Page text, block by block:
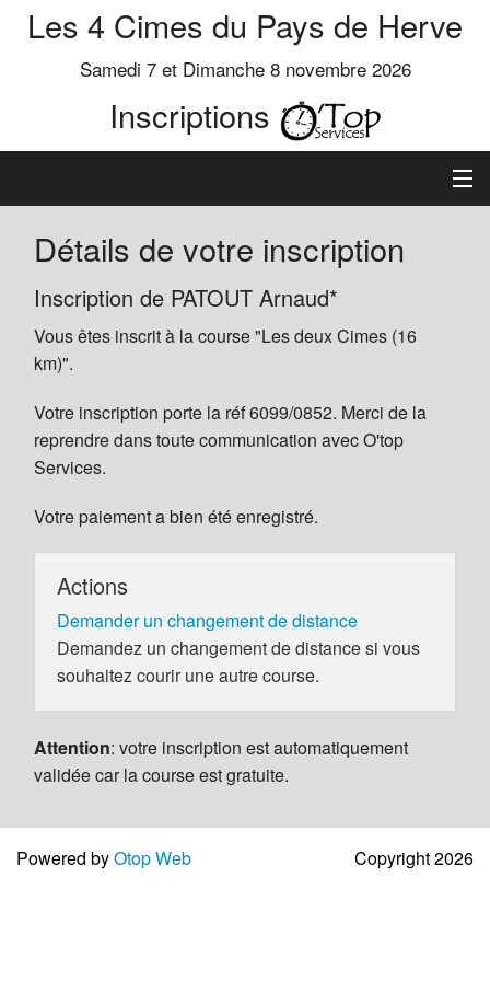
Les 4 Cimes du Pays de Herve
Samedi 7 et Dimanche 8 novembre 2026
Inscriptions
Inscription
Préinscrits
Informations
Détails de votre inscription
Inscription de PATOUT Arnaud*
Vous êtes inscrit à la course "Les deux Cimes (16
km)".
Votre inscription porte la réf 6099/0852. Merci de la
reprendre dans toute communication avec O'top
Services.
Votre paiement a bien été enregistré.
Actions
Demander un changement de distance
Demandez un changement de distance si vous
souhaitez courir une autre course.
Attention: votre inscription est automatiquement
validée car la course est gratuite.
Powered byOtop Web Copyright 2026